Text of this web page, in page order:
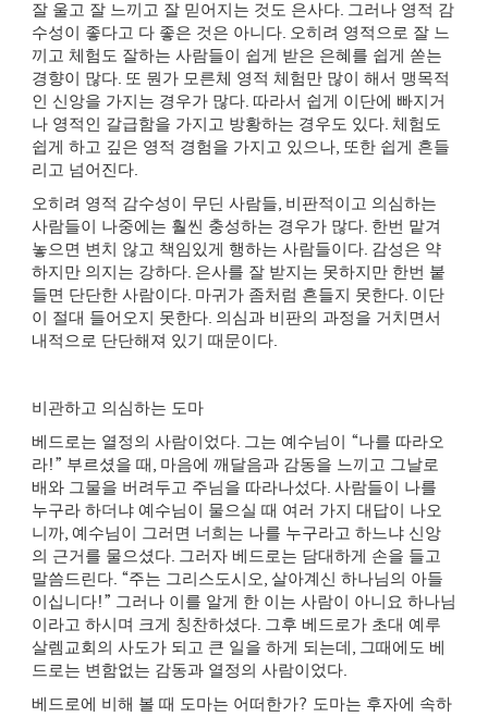
잘 울고 잘 느끼고 잘 믿어지는 것도 은사다. 그러나 영적 감
수성이 좋다고 다 좋은 것은 아니다. 오히려 영적으로 잘 느
끼고 체험도 잘하는 사람들이 쉽게 받은 은혜를 쉽게 쏟는
경향이 많다. 또 뭔가 모른체 영적 체험만 많이 해서 맹목적
인 신앙을 가지는 경우가 많다. 따라서 쉽게 이단에 빠지거
나 영적인 갈급함을 가지고 방황하는 경우도 있다. 체험도
쉽게 하고 깊은 영적 경험을 가지고 있으나, 또한 쉽게 흔들
리고 넘어진다.
오히려 영적 감수성이 무딘 사람들, 비판적이고 의심하는
사람들이 나중에는 훨씬 충성하는 경우가 많다. 한번 맡겨
놓으면 변치 않고 책임있게 행하는 사람들이다. 감성은 약
하지만 의지는 강하다. 은사를 잘 받지는 못하지만 한번 붙
들면 단단한 사람이다. 마귀가 좀처럼 흔들지 못한다. 이단
이 절대 들어오지 못한다. 의심과 비판의 과정을 거치면서
내적으로 단단해져 있기 때문이다.
비관하고 의심하는 도마
베드로는 열정의 사람이었다. 그는 예수님이 “나를 따라오
라!” 부르셨을 때 , 마음에 깨달음과 감동을 느끼고 그날로
배와 그물을 버려두고 주님을 따라나섰다. 사람들이 나를
누구라 하더냐 예수님이 물으실 때 여러 가지 대답이 나오
니까, 예수님이 그러면 너희는 나를 누구라고 하느냐 신앙
의 근거를 물으셨다. 그러자 베드로는 담대하게 손을 들고
말씀드린다. “주는 그리스도시오, 살아계신 하나님의 아들
이십니다!” 그러나 이를 알게 한 이는 사람이 아니요 하나님
이라고 하시며 크게 칭찬하셨다. 그후 베드로가 초대 예루
살렘교회의 사도가 되고 큰 일을 하게 되는데 , 그때에도 베
드로는 변함없는 감동과 열정의 사람이었다.
베드로에 비해 볼 때 도마는 어떠한가? 도마는 후자에 속하